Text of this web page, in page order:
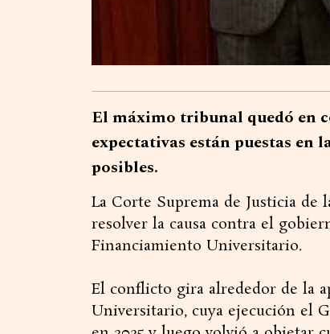
El máximo tribunal quedó en
expectativas están puestas en
posibles.
La Corte Suprema de Justicia de
resolver la causa contra el
Financiamiento Universitario.
El conflicto gira alrededor de la
Universitario, cuya ejecución el